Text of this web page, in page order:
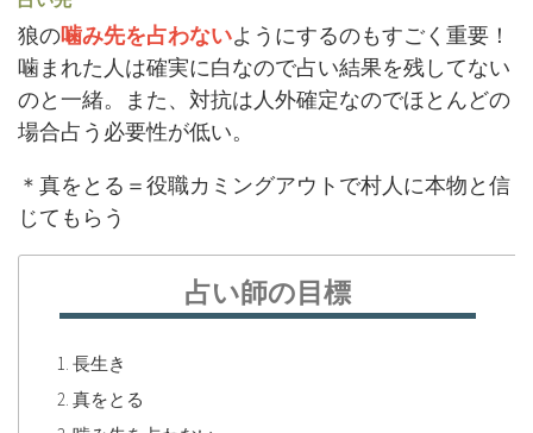
狼の噛み先を占わないようにするのもすごく重要！
噛まれた人は確実に白なので占い結果を残してない
のと一緒。また、対抗は人外確定なのでほとんどの
場合占う必要性が低い。
＊真をとる＝役職カミングアウトで村人に本物と信
じてもらう
占い師の目標
長生き
真をとる